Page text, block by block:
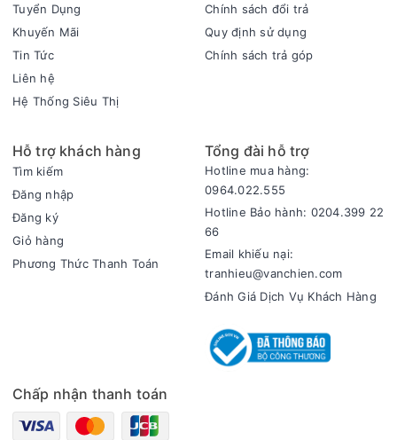
dàng lựa chọn mức gió phù hợp với điều kiện thời tiết hoặc
nhu cầu sử dụng trong từng thời điểm.
Tuyển Dụng
Khuyến Mãi
Tin Tức
Liên hệ
Hệ Thống Siêu Thị
Chính sách đổi trả
Quy định sử dụng
Chính sách trả góp
Hỗ trợ khách hàng
Tìm kiếm
Đăng nhập
Đăng ký
Giỏ hàng
Phương Thức Thanh Toán
Tổng đài hỗ trợ
Hotline mua hàng:
0964.022.555
Hotline Bảo hành: 0204.399 22
66
Email khiếu nại:
tranhieu@vanchien.com
Đánh Giá Dịch Vụ Khách Hàng
Chấp nhận thanh toán